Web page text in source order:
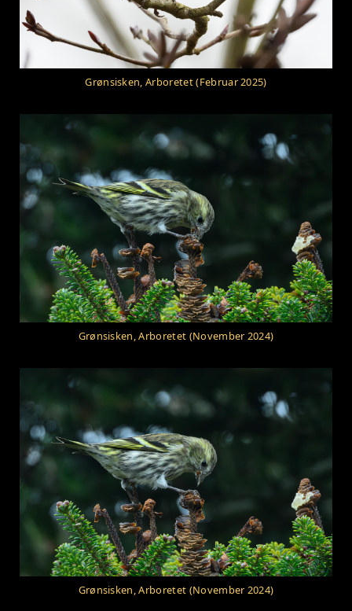
Grønsisken, Arboretet (Februar 2025)
Grønsisken, Arboretet (November 2024)
Grønsisken, Arboretet (November 2024)